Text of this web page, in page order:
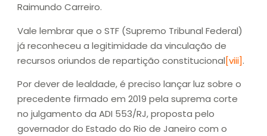
Raimundo Carreiro.
Vale lembrar que o STF (Supremo Tribunal Federal)
já reconheceu a legitimidade da vinculação de
recursos oriundos de repartição constitucional[viii].
Por dever de lealdade, é preciso lançar luz sobre o
precedente firmado em 2019 pela suprema corte
no julgamento da ADI 553/RJ, proposta pelo
governador do Estado do Rio de Janeiro com o